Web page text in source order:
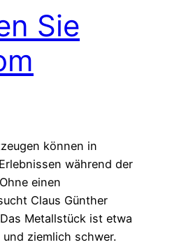
Sie
können in
während der
einen
Claus Günther
Metallstück ist etwa
ziemlich schwer.